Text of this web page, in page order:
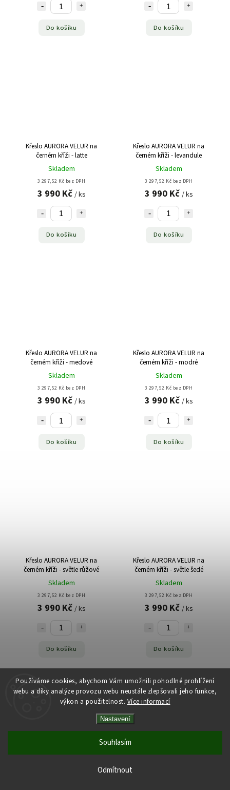
Používáme cookies, abychom Vám umožnili pohodlné prohlížení
webu a díky analýze provozu webu neustále zlepšovali jeho funkce,
výkon a použitelnost. Více informací
Nastavení
Odmítnout
Souhlasím
Do košíku Do košíku
Křeslo AURORA VELUR na
černém kříži - latte
Skladem
3 297,52 Kč bez DPH
3 990 Kč / ks
Do košíku
Křeslo AURORA VELUR na
černém kříži - levandule
Skladem
3 297,52 Kč bez DPH
3 990 Kč / ks
Do košíku
Křeslo AURORA VELUR na
černém kříži - medové
Skladem
3 297,52 Kč bez DPH
3 990 Kč / ks
Do košíku
Křeslo AURORA VELUR na
černém kříži - modré
Skladem
3 297,52 Kč bez DPH
3 990 Kč / ks
Do košíku
Křeslo AURORA VELUR na
černém kříži - světle růžové
Skladem
3 297,52 Kč bez DPH
3 990 Kč / ks
Do košíku
Křeslo AURORA VELUR na
černém kříži - světle šedé
Skladem
3 297,52 Kč bez DPH
3 990 Kč / ks
Do košíku